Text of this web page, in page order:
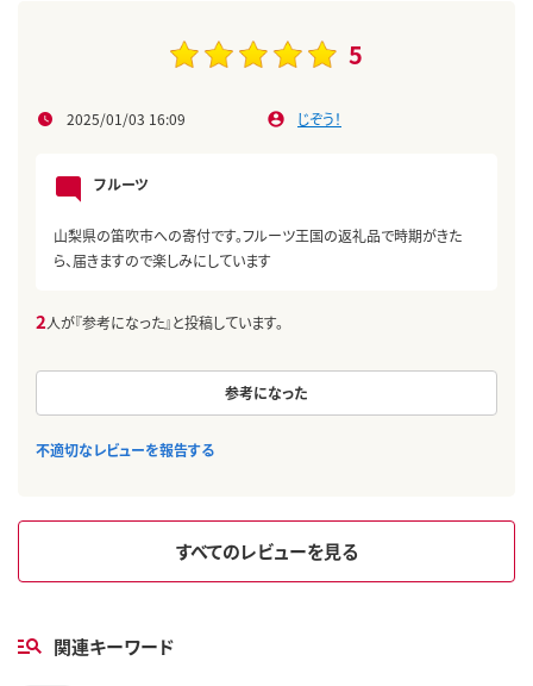
5
2025/01/03 16:09 じぞう！
フルーツ
山梨県の笛吹市への寄付です。フルーツ王国の返礼品で時期がきた
ら、届きますので楽しみにしています
2人が『参考になった』と投稿しています。
参考になった
不適切なレビューを報告する
すべてのレビューを見る
関連キーワード